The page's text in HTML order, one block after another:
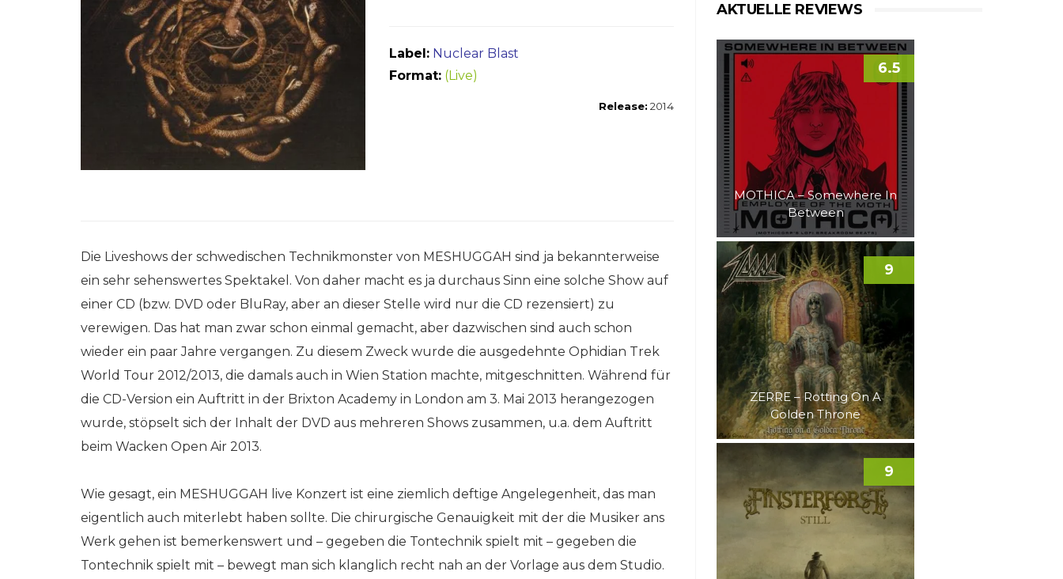
Label: Nuclear Blast
Format: (Live)
Release: 2014
Die Liveshows der schwedischen Technikmonster von MESHUGGAH sind ja bekannterweise
ein sehr sehenswertes Spektakel. Von daher macht es ja durchaus Sinn eine solche Show auf
einer CD (bzw. DVD oder BluRay, aber an dieser Stelle wird nur die CD rezensiert) zu
verewigen. Das hat man zwar schon einmal gemacht, aber dazwischen sind auch schon
wieder ein paar Jahre vergangen. Zu diesem Zweck wurde die ausgedehnte Ophidian Trek
World Tour 2012/2013, die damals auch in Wien Station machte, mitgeschnitten. Während für
die CD-Version ein Auftritt in der Brixton Academy in London am 3. Mai 2013 herangezogen
wurde, stöpselt sich der Inhalt der DVD aus mehreren Shows zusammen, u.a. dem Auftritt
beim Wacken Open Air 2013.
Wie gesagt, ein MESHUGGAH live Konzert ist eine ziemlich deftige Angelegenheit, das man
eigentlich auch miterlebt haben sollte. Die chirurgische Genauigkeit mit der die Musiker ans
Werk gehen ist bemerkenswert und – gegeben die Tontechnik spielt mit – gegeben die
Tontechnik spielt mit – bewegt man sich klanglich recht nah an der Vorlage aus dem Studio.
AKTUELLE REVIEWS
MOTHICA – Somewhere In
Between
6.5
ZERRE – Rotting On A
Golden Throne
9
9